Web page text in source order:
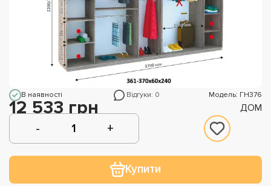
В наявності Відгуки: 0 Модель: ГН376
12 533 грн ДОМ
Купити